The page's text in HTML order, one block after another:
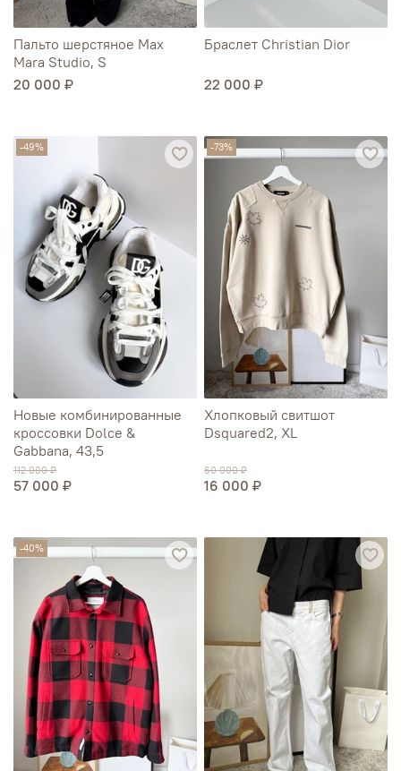
Пальто шерстяное Max
Mara Studio, S
20 000 ₽
Браслет Christian Dior
22 000 ₽
-49%
Новые комбинированные
кроссовки Dolce &
Gabbana, 43,5
112 000 ₽
57 000 ₽
-73%
Хлопковый свитшот
Dsquared2, XL
60 000 ₽
16 000 ₽
-40%